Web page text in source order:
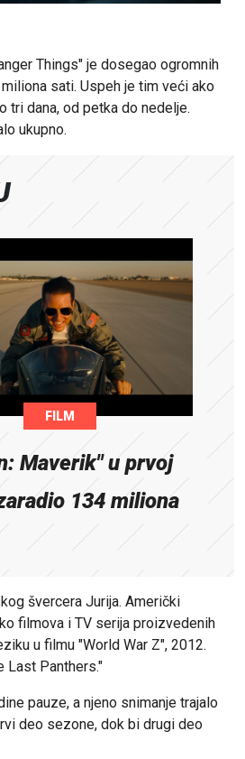
Things" je dosegao ogromnih
sati. Uspeh je tim veći ako
tri dana, od petka do nedelje.
ukupno.
FILM
Maverik" u prvoj
134 miliona
švercera Jurija. Američki
filmova i TV serija proizvedenih
u filmu "World War Z", 2012.
Last Panthers."
pauze, a njeno snimanje trajalo
deo sezone, dok bi drugi deo